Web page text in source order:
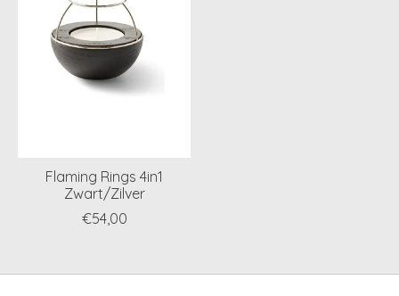
Flaming Rings 4in1
Zwart/Zilver
€54,00